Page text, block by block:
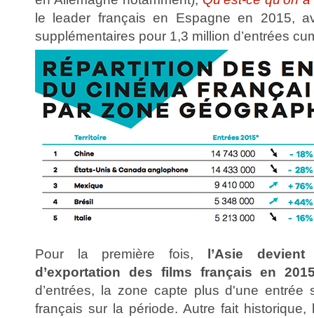
le leader français en Espagne en 2015,
supplémentaires pour 1,3 million d’entrées
Pour la première fois, l’Asie
d’exportation des films français en
d’entrées, la zone capte plus d'une entrée
français sur la période. Autre fait